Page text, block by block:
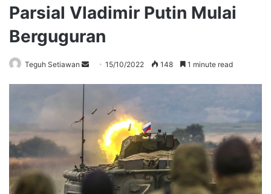
Parsial Vladimir Putin Mulai
Berguguran
Teguh Setiawan
Send15/10/2022 148 1 minute read